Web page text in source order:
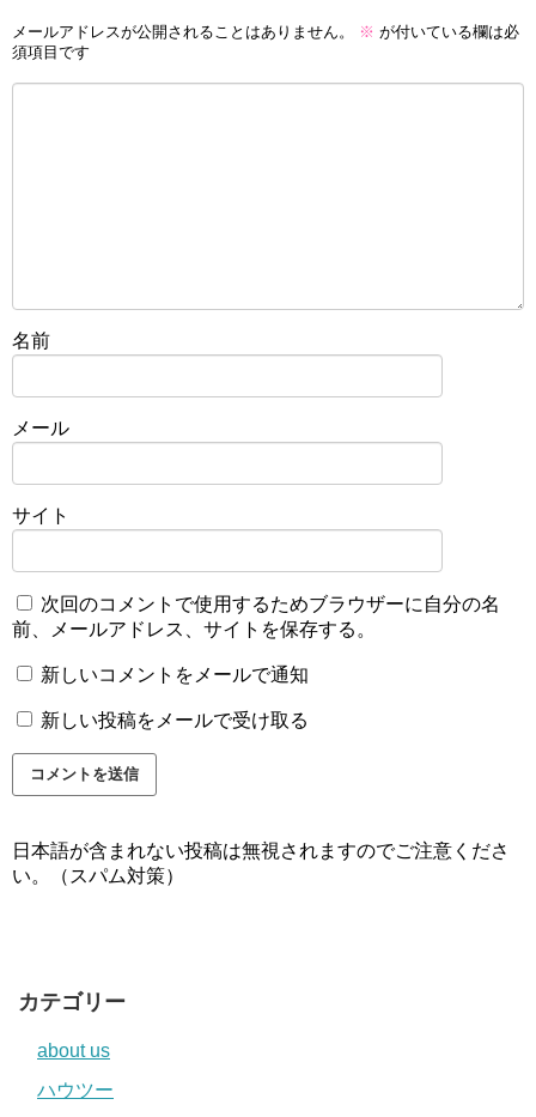
メールアドレスが公開されることはありません。 ※ が付いている欄は必
須項目です
名前
メール
サイト
次回のコメントで使用するためブラウザーに自分の名
前、メールアドレス、サイトを保存する。
新しいコメントをメールで通知
新しい投稿をメールで受け取る
日本語が含まれない投稿は無視されますのでご注意くださ
い。（スパム対策）
カテゴリー
about us
ハウツー